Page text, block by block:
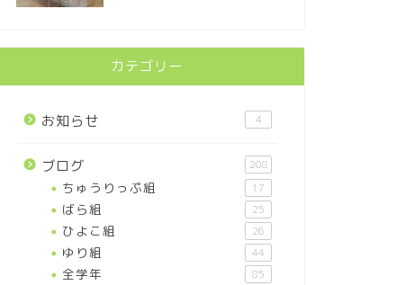
カテゴリー
お知らせ 4
ブログ 208
ちゅうりっぷ組 17
ばら組 25
ひよこ組 26
ゆり組 44
全学年 85